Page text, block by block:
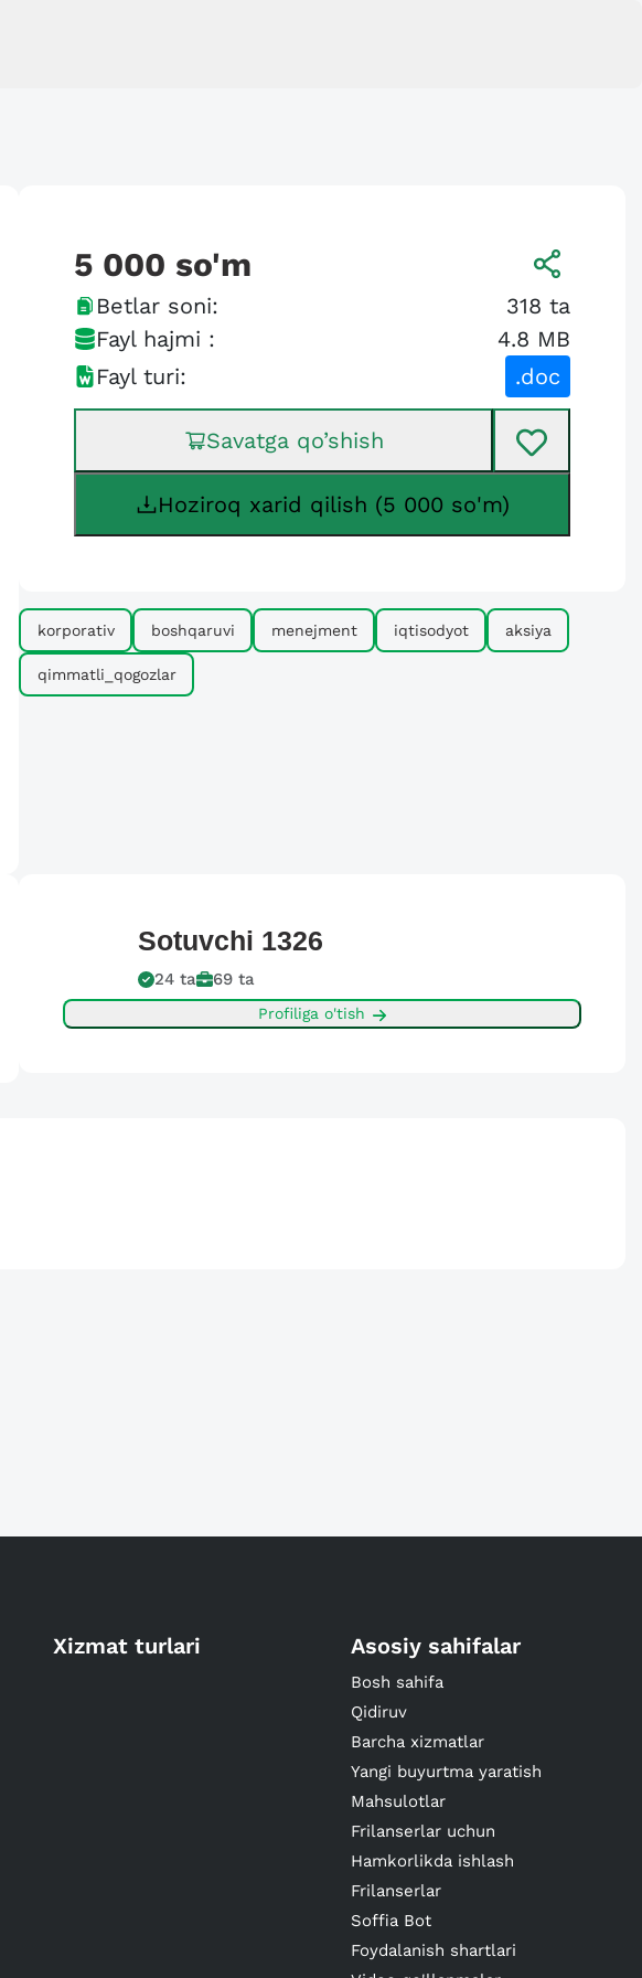
5 000 so'm
Betlar soni: 318 ta
Fayl hajmi :
4.8 MB
Fayl turi:
.doc
Savatga qo’shish
Hoziroq xarid qilish (5 000 so'm)
korporativ boshqaruvi menejment iqtisodyot aksiya
qimmatli_qogozlar
Sotuvchi 1326
24 ta 69 ta
Profiliga o'tish
Xizmat turlari Asosiy sahifalar
Bosh sahifa
Qidiruv
Barcha xizmatlar
Yangi buyurtma yaratish
Mahsulotlar
Frilanserlar uchun
Hamkorlikda ishlash
Frilanserlar
Soffia Bot
Foydalanish shartlari